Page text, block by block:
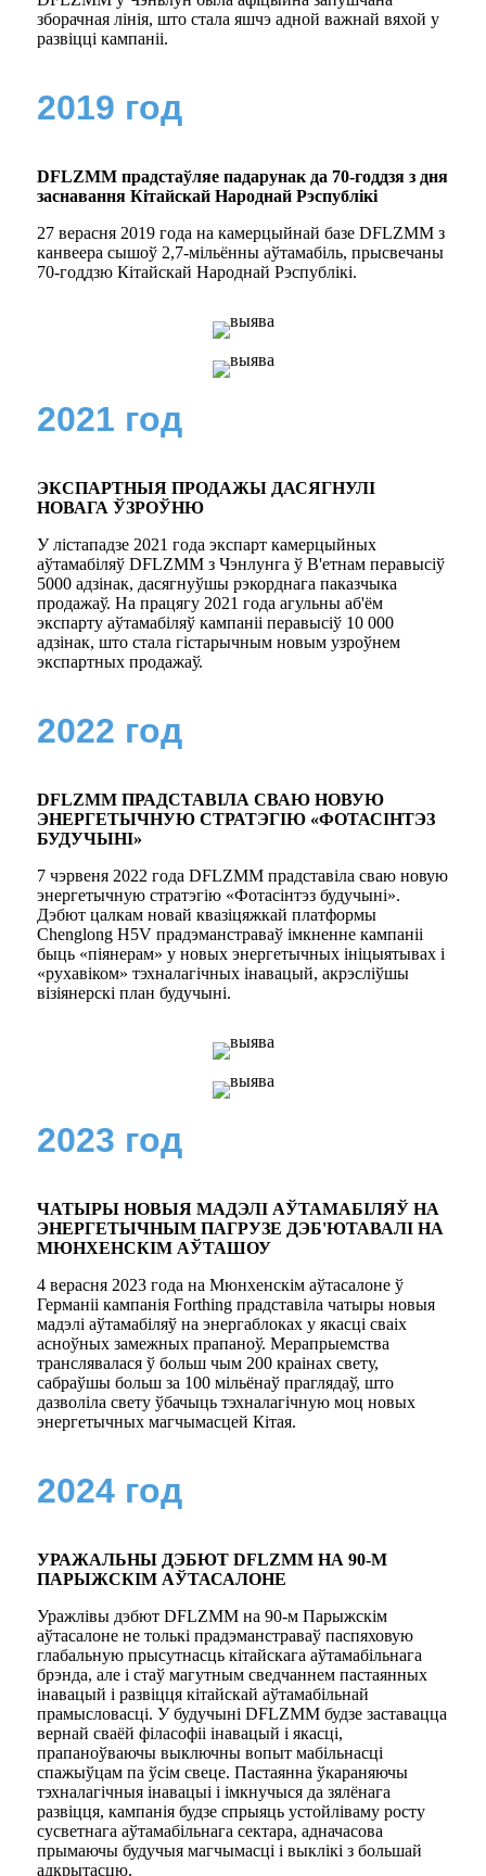
зборачная лінія, што стала яшчэ адной важнай вяхой у
развіцці кампаніі.
2019 год
DFLZMM прадстаўляе падарунак да 70-годдзя з дня
заснавання Кітайскай Народнай Рэспублікі
27 верасня 2019 года на камерцыйнай базе DFLZMM з
канвеера сышоў 2,7-мільённы аўтамабіль, прысвечаны
70-годдзю Кітайскай Народнай Рэспублікі.
2021 год
ЭКСПАРТНЫЯ ПРОДАЖЫ ДАСЯГНУЛІ
НОВАГА ЎЗРОЎНЮ
У лістападзе 2021 года экспарт камерцыйных
аўтамабіляў DFLZMM з Чэнлунга ў В'етнам перавысіў
5000 адзінак, дасягнуўшы рэкорднага паказчыка
продажаў. На працягу 2021 года агульны аб'ём
экспарту аўтамабіляў кампаніі перавысіў 10 000
адзінак, што стала гістарычным новым узроўнем
экспартных продажаў.
2022 год
DFLZMM ПРАДСТАВІЛА СВАЮ НОВУЮ
ЭНЕРГЕТЫЧНУЮ СТРАТЭГІЮ «ФОТАСІНТЭЗ
БУДУЧЫНІ»
7 чэрвеня 2022 года DFLZMM прадставіла сваю новую
энергетычную стратэгію «Фотасінтэз будучыні».
Дэбют цалкам новай квазіцяжкай платформы
Chenglong H5V прадэманстраваў імкненне кампаніі
быць «піянерам» у новых энергетычных ініцыятывах і
«рухавіком» тэхналагічных інавацый, акрэсліўшы
візіянерскі план будучыні.
2023 год
ЧАТЫРЫ НОВЫЯ МАДЭЛІ АЎТАМАБІЛЯЎ НА
ЭНЕРГЕТЫЧНЫМ ПАГРУЗЕ ДЭБ'ЮТАВАЛІ НА
МЮНХЕНСКІМ АЎТАШОУ
4 верасня 2023 года на Мюнхенскім аўтасалоне ў
Германіі кампанія Forthing прадставіла чатыры новыя
мадэлі аўтамабіляў на энергаблоках у якасці сваіх
асноўных замежных прапаноў. Мерапрыемства
транслявалася ў больш чым 200 краінах свету,
сабраўшы больш за 100 мільёнаў праглядаў, што
дазволіла свету ўбачыць тэхналагічную моц новых
энергетычных магчымасцей Кітая.
2024 год
УРАЖАЛЬНЫ ДЭБЮТ DFLZMM НА 90-М
ПАРЫЖСКІМ АЎТАСАЛОНЕ
Уражлівы дэбют DFLZMM на 90-м Парыжскім
аўтасалоне не толькі прадэманстраваў паспяховую
глабальную прысутнасць кітайскага аўтамабільнага
брэнда, але і стаў магутным сведчаннем пастаянных
інавацый і развіцця кітайскай аўтамабільнай
прамысловасці. У будучыні DFLZMM будзе заставацца
вернай сваёй філасофіі інавацый і якасці,
прапаноўваючы выключны вопыт мабільнасці
спажыўцам па ўсім свеце. Пастаянна ўкараняючы
тэхналагічныя інавацыі і імкнучыся да зялёнага
развіцця, кампанія будзе спрыяць устойліваму росту
сусветнага аўтамабільнага сектара, адначасова
прымаючы будучыя магчымасці і выклікі з большай
адкрытасцю.